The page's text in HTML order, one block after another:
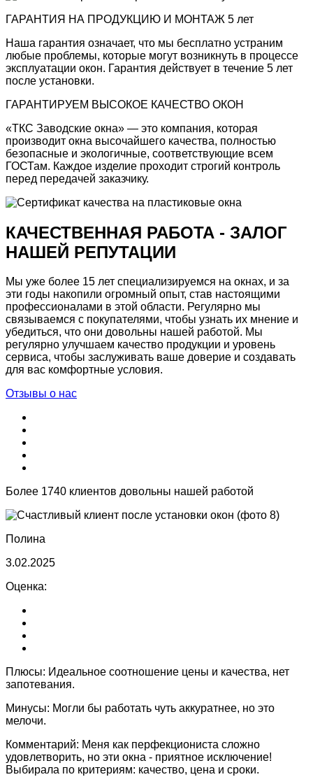
ГАРАНТИЯ НА ПРОДУКЦИЮ И МОНТАЖ 5 лет
Наша гарантия означает, что мы бесплатно устраним
любые проблемы, которые могут возникнуть в процессе
эксплуатации окон. Гарантия действует в течение 5 лет
после установки.
ГАРАНТИРУЕМ ВЫСОКОЕ КАЧЕСТВО ОКОН
«ТКС Заводские окна» — это компания, которая
производит окна высочайшего качества, полностью
безопасные и экологичные, соответствующие всем
ГОСТам. Каждое изделие проходит строгий контроль
перед передачей заказчику.
КАЧЕСТВЕННАЯ РАБОТА - ЗАЛОГ
НАШЕЙ РЕПУТАЦИИ
Мы уже более 15 лет специализируемся на окнах, и за
эти годы накопили огромный опыт, став настоящими
профессионалами в этой области. Регулярно мы
связываемся с покупателями, чтобы узнать их мнение и
убедиться, что они довольны нашей работой. Мы
регулярно улучшаем качество продукции и уровень
сервиса, чтобы заслуживать ваше доверие и создавать
для вас комфортные условия.
Отзывы о нас
Более 1740 клиентов довольны нашей работой
Полина
3.02.2025
Оценка:
Плюсы: Идеальное соотношение цены и качества, нет
запотевания.
Минусы: Могли бы работать чуть аккуратнее, но это
мелочи.
Комментарий: Меня как перфекциониста сложно
удовлетворить, но эти окна - приятное исключение!
Выбирала по критериям: качество, цена и сроки.